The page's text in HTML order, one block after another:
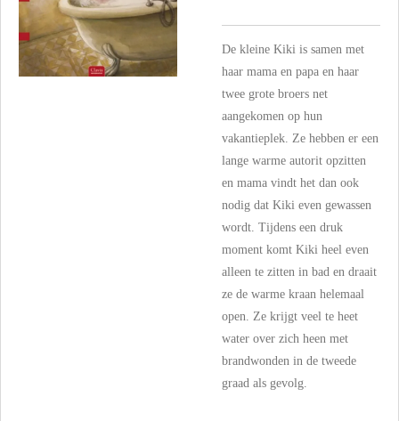
De kleine Kiki is samen met
haar mama en papa en haar
twee grote broers net
aangekomen op hun
vakantieplek. Ze hebben er een
lange warme autorit opzitten
en mama vindt het dan ook
nodig dat Kiki even gewassen
wordt. Tijdens een druk
moment komt Kiki heel even
alleen te zitten in bad en draait
ze de warme kraan helemaal
open. Ze krijgt veel te heet
water over zich heen met
brandwonden in de tweede
graad als gevolg.